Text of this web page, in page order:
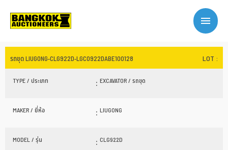
รถขุด LIUGONG-CLG922D-LGC0922DABE100128 LOT :
TYPE / ประเภท : EXCAVATOR / รถขุด
MAKER / ยี่ห้อ : LIUGONG
MODEL / รุ่น : CLG922D